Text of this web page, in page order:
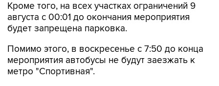
Кроме того, на всех участках ограничений 9
августа с 00:01 до окончания мероприятия
будет запрещена парковка.
Помимо этого, в воскресенье с 7:50 до конца
мероприятия автобусы не будут заезжать к
метро "Спортивная".